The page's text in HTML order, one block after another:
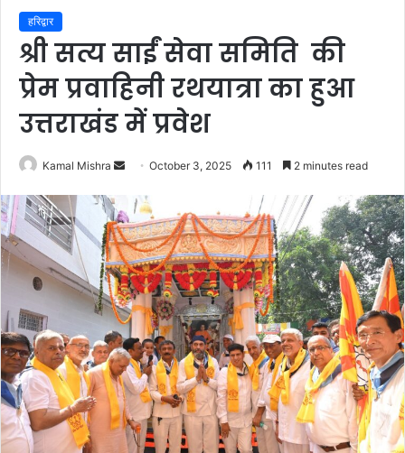
हरिद्वार
श्री सत्य साईं सेवा समिति की
प्रेम प्रवाहिनी रथयात्रा का हुआ
उत्तराखंड में प्रवेश
Kamal Mishra
Send
email
October 3, 2025 111 2 minutes read